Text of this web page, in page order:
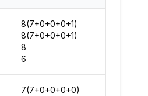
8(7+0+0+0+1)
8(7+0+0+0+1)
8
6
7(7+0+0+0+0)